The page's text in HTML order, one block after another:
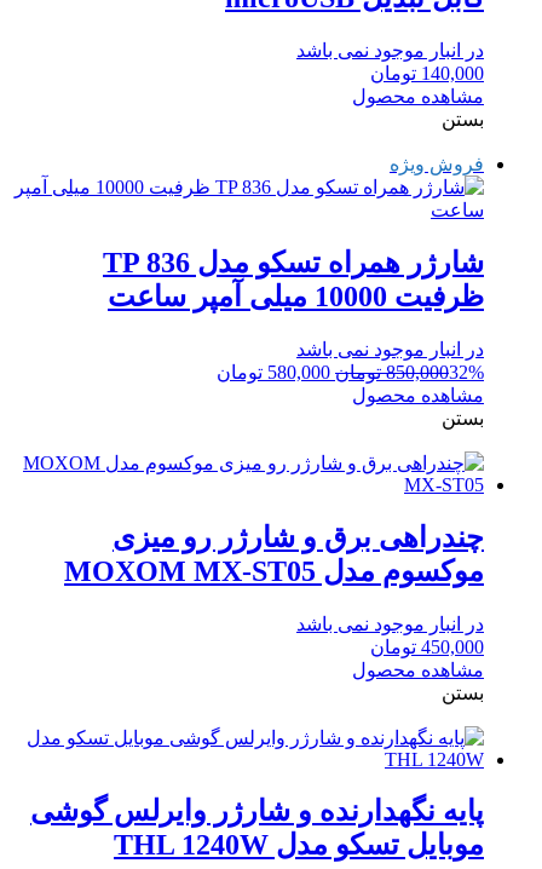
در انبار موجود نمی باشد
140,000 تومان
مشاهده محصول
بستن
فروش ویژه
شارژر همراه تسکو مدل TP 836
ظرفیت 10000 میلی آمپر ساعت
در انبار موجود نمی باشد
32%
850,000 تومان قیمت
580,000 تومان
مشاهده محصول
بستن
چندراهی برق و شارژر رو میزی
موکسوم مدل MOXOM MX-ST05
در انبار موجود نمی باشد
450,000 تومان
مشاهده محصول
بستن
پایه نگهدارنده و شارژر وایرلس گوشی
موبایل تسکو مدل THL 1240W